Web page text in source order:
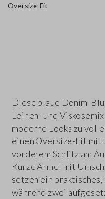
Oversize-Fit
Diese blaue Denim-
Leinen- und
moderne Looks zu
einen Oversize-Fit mit
vorderem Schlitz am
Kurze Ärmel mit
setzen ein
während zwei